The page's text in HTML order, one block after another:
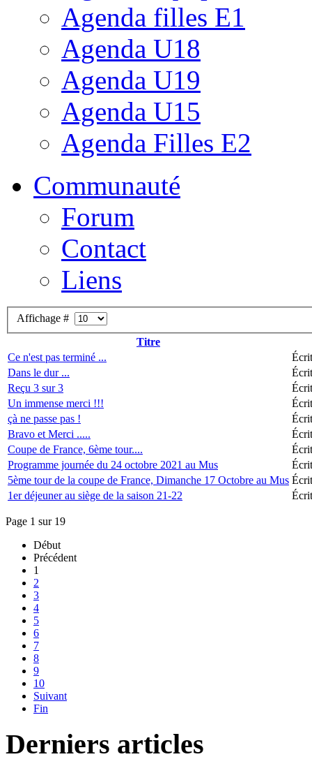
Agenda filles E1
Agenda U18
Agenda U19
Agenda U15
Agenda Filles E2
Communauté
Forum
Contact
Liens
Affichage #
Titre
Ce n'est pas terminé ...
Dans le dur ...
Reçu 3 sur 3
Un immense merci !!!
çà ne passe pas !
Bravo et Merci .....
Coupe de France, 6ème tour....
Programme journée du 24 octobre 2021 au Mus
5ème tour de la coupe de France, Dimanche 17 Octobre au Mus
1er déjeuner au siège de la saison 21-22
Page 1 sur 19
Début
Précédent
1
2
3
4
5
6
7
8
9
10
Suivant
Fin
Derniers articles